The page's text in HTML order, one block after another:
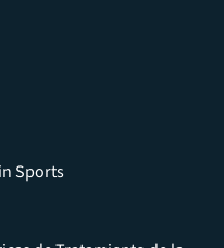
Sports